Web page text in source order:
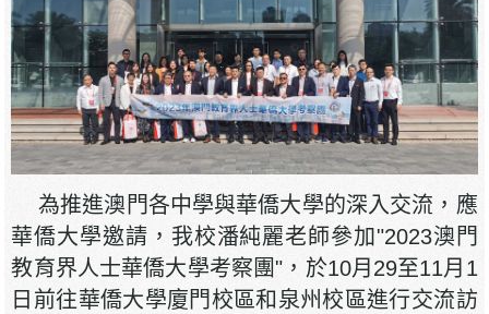
為推進澳門各中學與華僑大學的深入交流，應
華僑大學邀請，我校潘純麗老師參加"2023澳門
教育界人士華僑大學考察團"，於10月29至11月1
日前往華僑大學廈門校區和泉州校區進行交流訪